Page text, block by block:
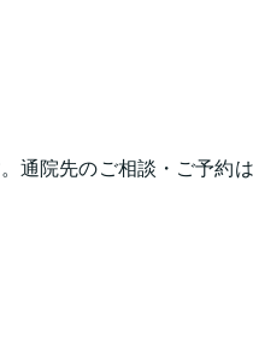
通院先のご相談・ご予約